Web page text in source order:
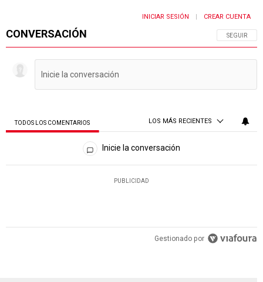
CONVERSACIÓN SIGA ESTA
SEGUIR
INICIAR SESIÓN CREAR CUENTA
TODOS LOS COMENTARIOS LOS MÁS RECIENTES
Todos los comentarios
Inicie la conversación
PUBLICIDAD
Gestionado por